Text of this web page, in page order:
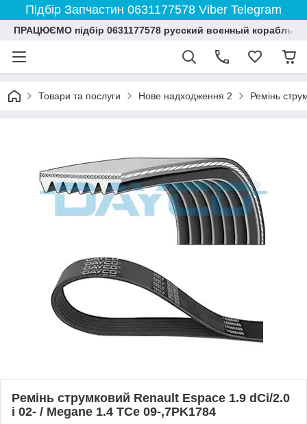
Підбір Запчастин 0631177578 Viber Telegram
ПРАЦЮЄМО підбір 0631177578 русский военный корабль
Товари та послуги Нове надходження 2 Ремінь
Ремінь струмковий Renault Espace 1.9 dCi/2.0
i 02- / Megane 1.4 TCe 09-,7PK1784